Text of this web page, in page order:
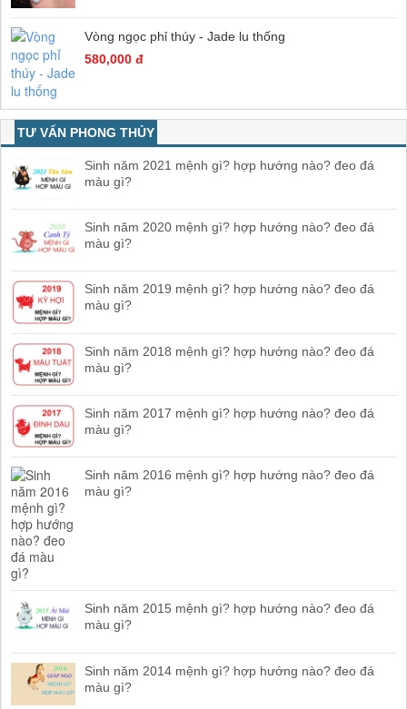
Vòng ngọc phỉ thúy - Jade lu thống
580,000 đ
TƯ VẤN PHONG THỦY
Sinh năm 2021 mệnh gì? hợp hướng nào? đeo đá
màu gì?
Sinh năm 2020 mệnh gì? hợp hướng nào? đeo đá
màu gì?
Sinh năm 2019 mệnh gì? hợp hướng nào? đeo đá
màu gì?
Sinh năm 2018 mệnh gì? hợp hướng nào? đeo đá
màu gì?
Sinh năm 2017 mệnh gì? hợp hướng nào? đeo đá
màu gì?
Sinh năm 2016 mệnh gì? hợp hướng nào? đeo đá
màu gì?
Sinh năm 2015 mệnh gì? hợp hướng nào? đeo đá
màu gì?
Sinh năm 2014 mệnh gì? hợp hướng nào? đeo đá
màu gì?